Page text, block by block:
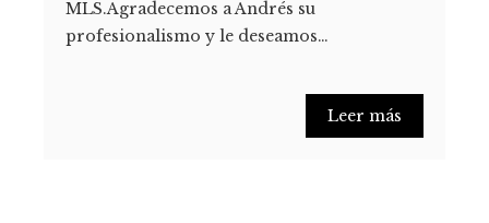
MLS.Agradecemos a Andrés su
profesionalismo y le deseamos…
Leer más